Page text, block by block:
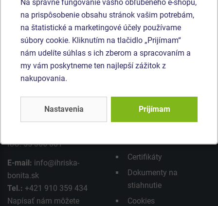
SR zadarmo.
BONITA GROUP
SERVICE SK s.r.o.
Pestovateľská 2
IČO: 55 366 881
E-mail: info@ihriska-
bonita.sk
Tel.: +421 910 359 434
Napísať nám môžete
Dôležité odkazy
Aktuality z Bonity
Produktové novinky
Informácie - GDPR
Certifikáty
Dokumenty na
stiahnutie
Cookies
Na správne fungovanie vášho obľúbeného e-shopu,
na prispôsobenie obsahu stránok vašim potrebám,
na štatistické a marketingové účely používame
súbory cookie. Kliknutím na tlačidlo „Prijímam“
nám udelíte súhlas s ich zberom a spracovaním a
my vám poskytneme ten najlepší zážitok z
nakupovania.
Nastavenia Prijímam